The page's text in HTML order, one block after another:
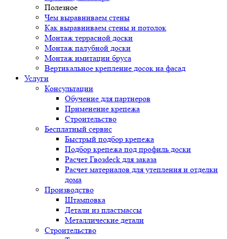
Полезное
Чем выравниваем стены
Как выравниваем стены и потолок
Монтаж террасной доски
Монтаж палубной доски
Монтаж имитации бруса
Вертикальное крепление досок на фасад
Услуги
Консультации
Обучение для партнеров
Применение крепежа
Строительство
Бесплатный сервис
Быстрый подбор крепежа
Подбор крепежа под профиль доски
Расчет Гвозdeck для заказа
Расчет материалов для утепления и отделки
дома
Производство
Штамповка
Детали из пластмассы
Металлические детали
Строительство